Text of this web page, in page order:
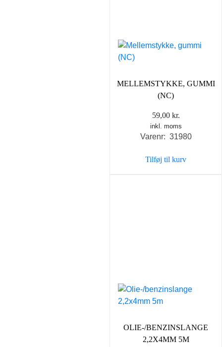
MELLEMSTYKKE, GUMMI
(NC)
59,00 kr.
inkl. moms
Varenr: 31980
Tilføj til kurv
OLIE-/BENZINSLANGE
2,2X4MM 5M